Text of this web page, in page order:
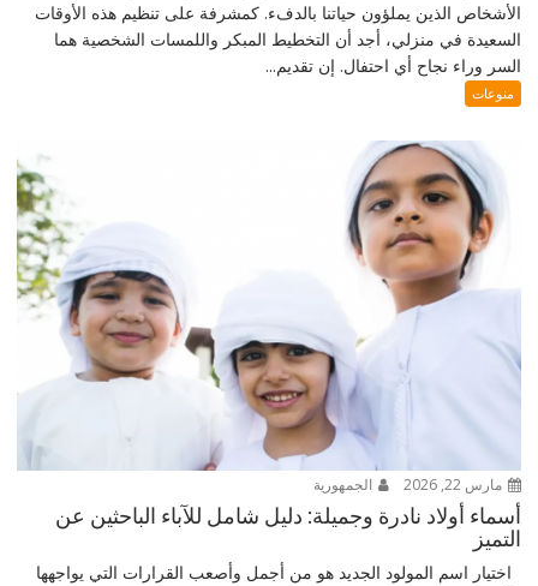
الأشخاص الذين يملؤون حياتنا بالدفء. كمشرفة على تنظيم هذه الأوقات
السعيدة في منزلي، أجد أن التخطيط المبكر واللمسات الشخصية هما
السر وراء نجاح أي احتفال. إن تقديم...
منوعات
مارس 22, 2026 الجمهورية
أسماء أولاد نادرة وجميلة: دليل شامل للآباء الباحثين عن
التميز
اختيار اسم المولود الجديد هو من أجمل وأصعب القرارات التي يواجهها